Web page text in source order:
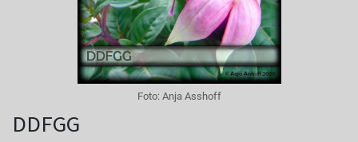
Foto: Anja Asshoff
DDFGG